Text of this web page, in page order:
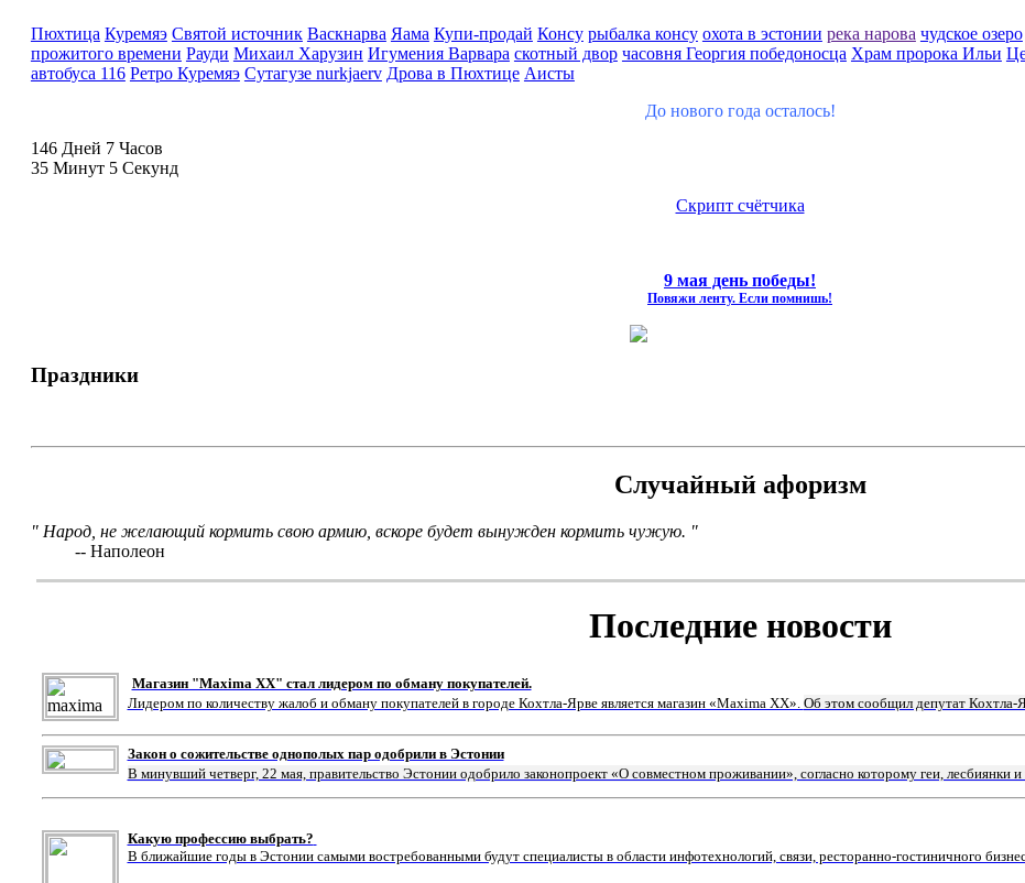
Пюхтица Куремяэ Святой источник Васкнарва Яама Купи-продай Консу рыбалка консу охота в эстонии река нарова чудское озеро
прожитого времени Рауди Михаил Харузин Игумения Варвара скотный двор часовня Георгия победоносца Храм пророка Ильи
автобуса 116 Ретро Куремяэ Сутагузе nurkjaerv Дрова в Пюхтице Аисты
До нового года осталось!
146 Дней 7 Часов
35 Минут 4 Секунд
Скрипт счётчика
9 мая день победы!
Повяжи ленту. Если помнишь!
Праздники
Случайный афоризм
" Народ, не желающий кормить свою армию, вскоре будет вынужден кормить чужую. "
-- Наполеон
Последние новости
Магазин "Maxima XX" стал лидером по обману покупателей.
Лидером по количеству жалоб и обману покупателей в городе Кохтла-Ярве является магазин «Мaxima XX». Об этом сообщил депутат Кохтла-
Закон о сожительстве однополых пар одобрили в Эстонии
В минувший четверг, 22 мая, правительство Эстонии одобрило законопроект «О совместном проживании», согласно которому геи, лесбиянки
Какую профессию выбрать?
В ближайшие годы в Эстонии самыми востребованными будут специалисты в области инфотехнологий, связи, ресторанно-гостиничного